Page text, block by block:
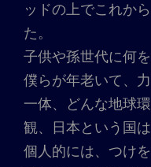
ッドの上でこれか
た。
子供や孫世代に何
僕らが年老いて、
一体、どんな地球
観、日本という国
個人的には、つけ